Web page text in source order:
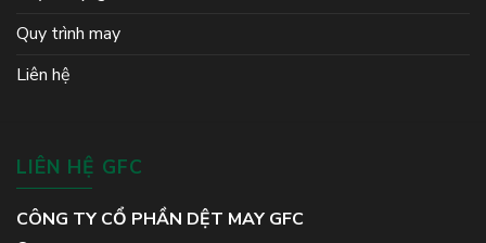
Quy trình may
Liên hệ
LIÊN HỆ GFC
CÔNG TY CỔ PHẦN DỆT MAY GFC